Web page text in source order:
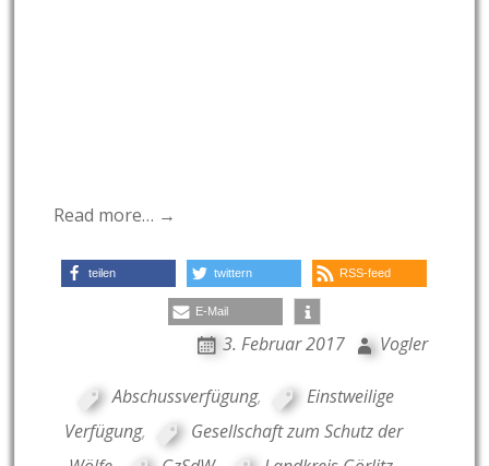
Read more… →
teilen twittern RSS-feed
E-Mail
3. Februar 2017 Vogler
Abschussverfügung,
Einstweilige
Verfügung,
Gesellschaft zum Schutz der